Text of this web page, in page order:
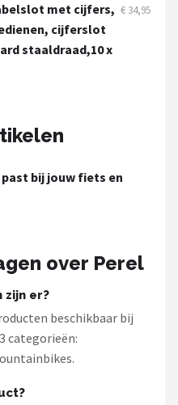
met cijfers,
cijferslot
staaldraad,10 x
€ 34,95
bij jouw fiets en
over Perel
zijn er?
beschikbaar bij
categorieën: